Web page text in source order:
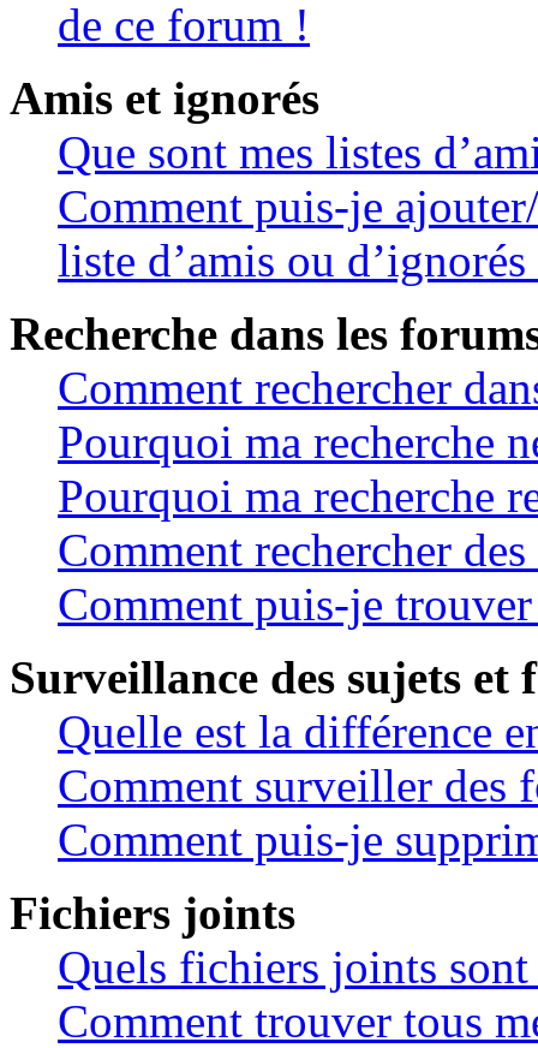
de ce forum !
Amis et ignorés
Que sont mes listes
Comment puis-je
liste d’amis ou d’ignorés
Recherche dans les
Comment rechercher
Pourquoi ma recherche
Pourquoi ma recherche
Comment rechercher
Comment puis-je trouver
Surveillance des sujets et
Quelle est la différence
Comment surveiller des
Comment puis-je
Fichiers joints
Quels fichiers joints
Comment trouver tous